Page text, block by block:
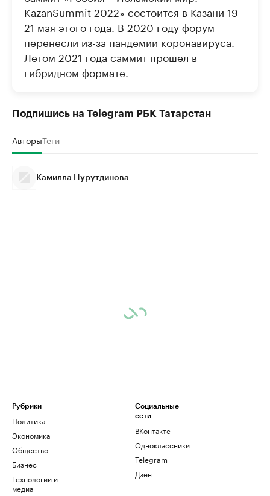
KazanSummit 2022» состоится в Казани 19-
21 мая этого года. В 2020 году форум
перенесли из-за пандемии коронавируса.
Летом 2021 года саммит прошел в
гибридном формате.
Подпишись на Telegram РБК Татарстан
АвторыТеги
Камилла Нурутдинова
Рубрики
Политика
Экономика
Общество
Бизнес
Технологии и
медиа
Социальные
сети
ВКонтакте
Одноклассники
Telegram
Дзен